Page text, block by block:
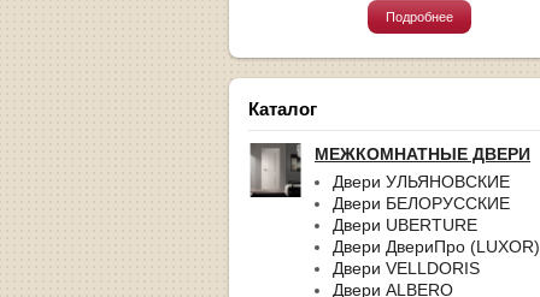
Подробнее
Каталог
МЕЖКОМНАТНЫЕ ДВЕРИ
Двери УЛЬЯНОВСКИЕ
Двери БЕЛОРУССКИЕ
Двери UBERTURE
Двери ДвериПро (LUXOR)
Двери VELLDORIS
Двери ALBERO